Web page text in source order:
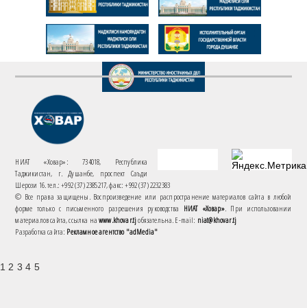
НИАТ «Ховар»: 734018, Республика
Таджикистан, г. Душанбе, проспект Саъди
Шерози 16. тел.: +992 (37) 2385217, факс: +992 (37) 2232383
© Все права защищены. Воспроизведение или распространение материалов сайта в любой
форме только с письменного разрешения руководства НИАТ «Ховар». При использовании
материалов сайта, ссылка наwww.khovar.tjобязательна. E-mail: niat@khovar.tj
Разработка сайта: Рекламное агентство "adMedia"
1 2 3 4 5